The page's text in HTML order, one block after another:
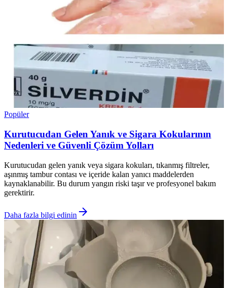
Popüler
Kurutucudan Gelen Yanık ve Sigara Kokularının
Nedenleri ve Güvenli Çözüm Yolları
Kurutucudan gelen yanık veya sigara kokuları, tıkanmış filtreler,
aşınmış tambur contası ve içeride kalan yanıcı maddelerden
kaynaklanabilir. Bu durum yangın riski taşır ve profesyonel bakım
gerektirir.
Daha fazla bilgi edinin